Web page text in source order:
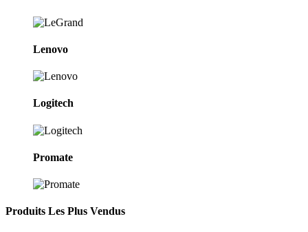
Lenovo
Logitech
Promate
Produits Les Plus Vendus